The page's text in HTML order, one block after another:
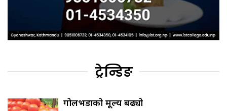
ट्रेन्डिङ
गोलभेँडाको मूल्य बढ्यो